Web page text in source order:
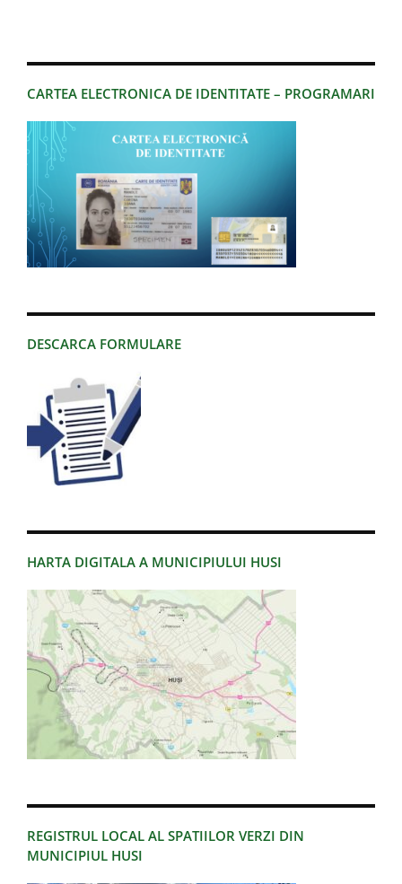
CARTEA ELECTRONICA DE IDENTITATE – PROGRAMARI
DESCARCA FORMULARE
HARTA DIGITALA A MUNICIPIULUI HUSI
REGISTRUL LOCAL AL SPATIILOR VERZI DIN
MUNICIPIUL HUSI